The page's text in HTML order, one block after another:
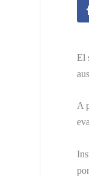
El
A